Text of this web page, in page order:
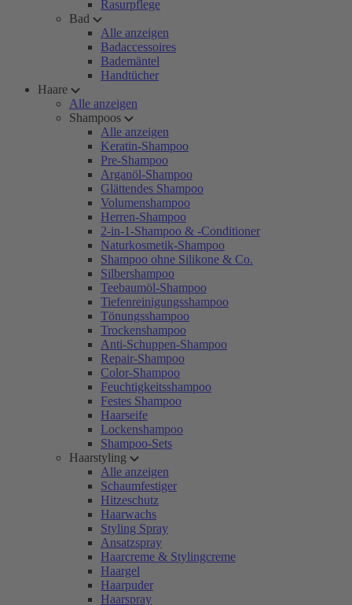
Rasurpflege
Bad
Alle anzeigen
Badaccessoires
Bademäntel
Handtücher
Haare
Alle anzeigen
Shampoos
Alle anzeigen
Keratin-Shampoo
Pre-Shampoo
Arganöl-Shampoo
Glättendes Shampoo
Volumenshampoo
Herren-Shampoo
2-in-1-Shampoo & -Conditioner
Naturkosmetik-Shampoo
Shampoo ohne Silikone & Co.
Silbershampoo
Teebaumöl-Shampoo
Tiefenreinigungsshampoo
Tönungsshampoo
Trockenshampoo
Anti-Schuppen-Shampoo
Repair-Shampoo
Color-Shampoo
Feuchtigkeitsshampoo
Festes Shampoo
Haarseife
Lockenshampoo
Shampoo-Sets
Haarstyling
Alle anzeigen
Schaumfestiger
Hitzeschutz
Haarwachs
Styling Spray
Ansatzspray
Haarcreme & Stylingcreme
Haargel
Haarpuder
Haarspray